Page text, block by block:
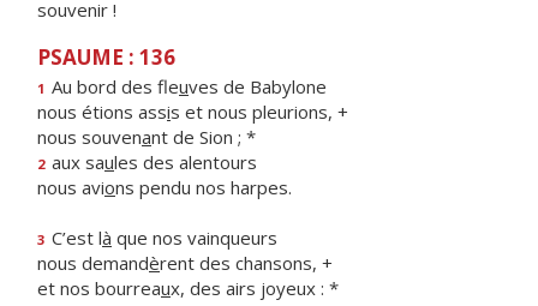
souvenir !
PSAUME : 136
1 Au bord des fleuves de Babylone
nous étions assis et nous pleurions, +
nous souvenant de Sion ; *
2 aux saules des alentours
nous avions pendu nos harpes.
3 C’est là que nos vainqueurs
nous demandèrent des chansons, +
et nos bourreaux, des airs joyeux : *